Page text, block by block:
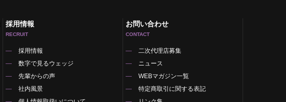
採用情報
RECRUIT
採用情報
数字で見るウェッジ
先輩からの声
社内風景
お問い合わせ
CONTACT
二次代理店募集
ニュース
WEBマガジン一覧
特定商取引に関する表記